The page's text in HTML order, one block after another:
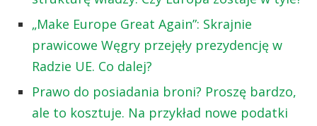
„Make Europe Great Again”: Skrajnie
prawicowe Węgry przejęły prezydencję w
Radzie UE. Co dalej?
Prawo do posiadania broni? Proszę bardzo,
ale to kosztuje. Na przykład nowe podatki